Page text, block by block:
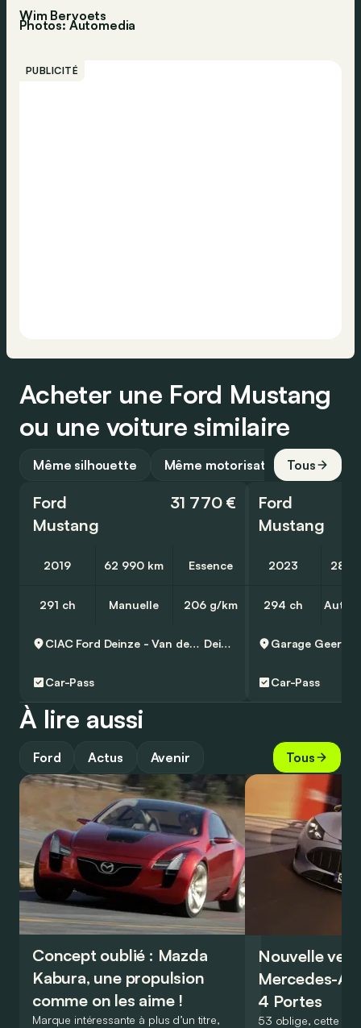
Wim Bervoets
Photos: Automedia
PUBLICITÉ
Acheter une Ford Mustang
ou une voiture similaire
Même silhouette Même motorisation Tous
Ford
Mustang
31 770 €
2019 62 990 km Essence
291 ch Manuelle 206 g/km
CIAC Ford Deinze - Van den Poel Deinze
Car-Pass
Ford
Mustang
2023 28
294 ch
Garage
Car-Pass
À lire aussi
Ford Actus Avenir Tous
Concept oublié : Mazda
Kabura, une propulsion
comme on les aime !
Marque intéressante à plus d’un titre,
Nouvelle
Mercedes-
4 Portes
53 oblige, cette